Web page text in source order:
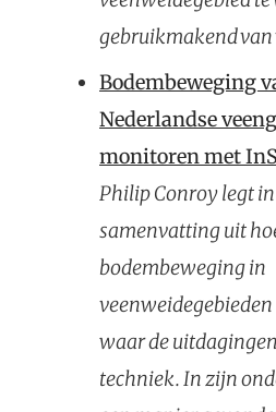
gebruikmakend
Bodembeweging
Nederlandse
monitoren met
Philip Conroy legt
samenvatting uit
bodembeweging in
waar de
techniek. In zijn